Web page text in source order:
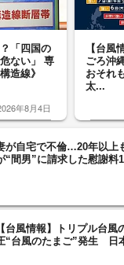
「四国の
ない」 専
造線》
年8月4日
【台風
ごろ沖
おそれ
太...
が自宅で不倫…20年以上
“間男”に請求した慰謝料
【台風情報】トリプル台
“台風のたまご”発生 日